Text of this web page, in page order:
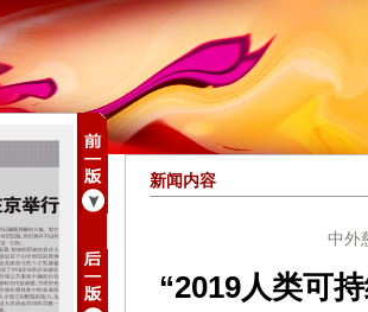
新闻内容
中外
“2019人类可